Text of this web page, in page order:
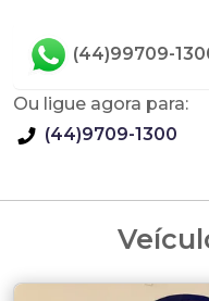
(44)99709-
Ou ligue agora para:
(44)9709-1300